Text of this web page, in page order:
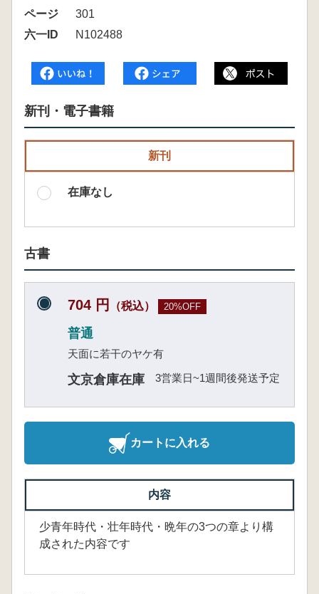
ページ
301
六一ID
N102488
新刊・電子書籍
新刊
在庫なし
古書
704 円 （税込） 20%OFF
普通
天面に若干のヤケ有
文京倉庫在庫 3営業日~1週間後発送予定
カートに入れる
内容
少青年時代・壮年時代・晩年の3つの章より構
成された内容です